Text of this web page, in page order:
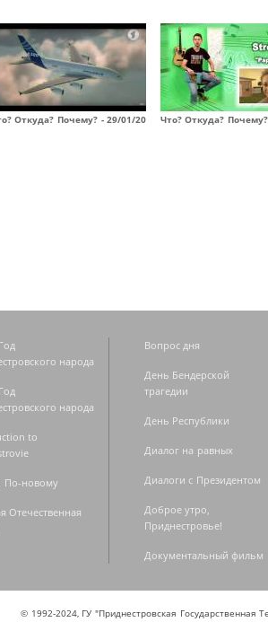
Откуда? Почему? - 29/01/20 Что? Откуда?
народа
народа
to
По-новому
Отечественная
Вопрос дня
День Бендерской
трагедии
День Республики
Диалог на равных
Диалоги с Президентом
Доброе утро,
Приднестровье!
Документальный фильм
© 1992-2024, ГУ "Приднестровская Государственная